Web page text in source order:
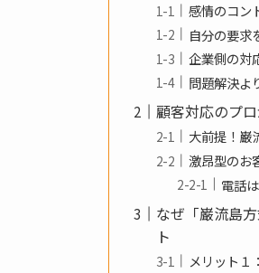
感情のコン
自分の要求
企業側の対
問題解決よ
顧客対応のプ
大前提！巌
激昂型のお
電話
なぜ「巌流島
ト
メリット１